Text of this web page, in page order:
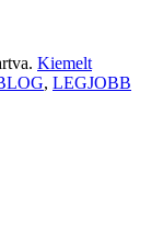
Kiemelt
, LEGJOBB